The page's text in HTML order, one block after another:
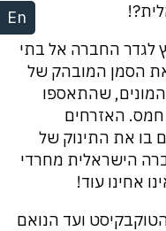
En
לגדר החברה אל בתי
הסמן המובהק של
שהתאספו
האזרחים
בו את התינוק של
הישראלית מחרדי
אחינו עוד!
ועד הנואם